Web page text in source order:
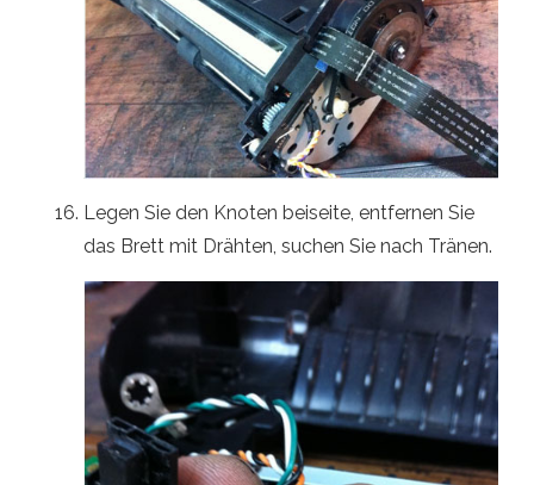
Legen Sie den Knoten beiseite, entfernen Sie
das Brett mit Drähten, suchen Sie nach Tränen.